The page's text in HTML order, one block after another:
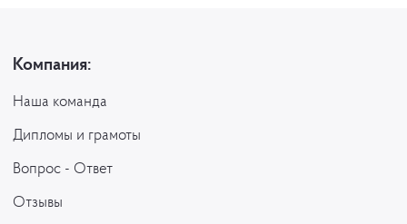
Компания:
Наша команда
Дипломы и грамоты
Вопрос - Ответ
Отзывы